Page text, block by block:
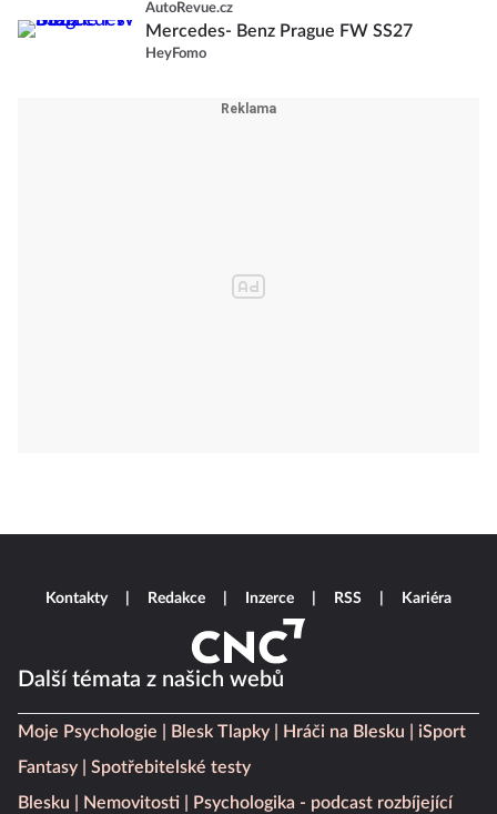
AutoRevue.cz
Mercedes- Benz Prague FW SS27
HeyFomo
Další témata z našich webů
Moje Psychologie Blesk Tlapky Hráči na Blesku
iSport
Fantasy
Spotřebitelské testy
Blesku
Nemovitosti
Psychologika - podcast rozbíjející
Kontakty Redakce Inzerce RSS Kariéra